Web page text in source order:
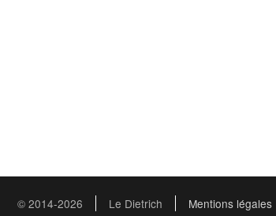
© 2014-2026 Le Dietrich Mentions légales